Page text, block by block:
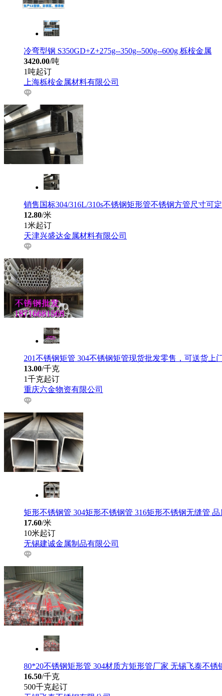
冷弯型钢 S350GD+Z+275g--350g--500g--600g 栎桉金属
3420.00/吨
1吨起订
上海栎桉金属材料有限公司
销售国标304/316L/310s不锈钢矩形管不锈钢方管尺寸可
12.80/米
1米起订
天津兴盛达金属材料有限公司
201不锈钢矩管 304不锈钢矩管现货批发零售，可送货上
13.00/千克
1千克起订
重庆六金物资有限公司
矩形不锈钢管 304矩形不锈钢管 316矩形不锈钢无缝管 品
17.60/米
10米起订
无锡建诚金属制品有限公司
80*20不锈钢矩形管 304材质方矩形管厂家 无锡飞泰不锈
16.50/千克
500千克起订